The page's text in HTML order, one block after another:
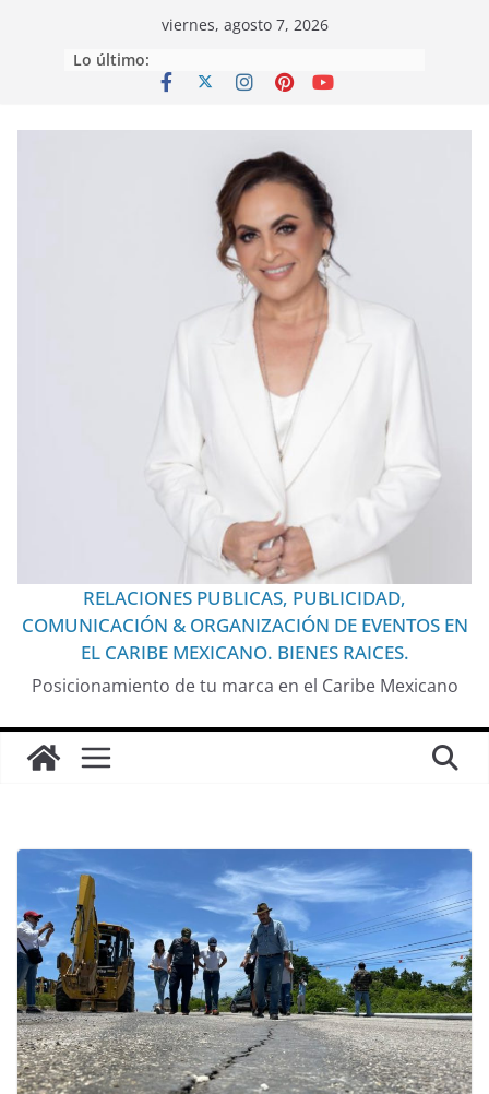
viernes, agosto 7, 2026
Lo último:
RELACIONES PUBLICAS, PUBLICIDAD,
COMUNICACIÓN & ORGANIZACIÓN DE EVENTOS EN
EL CARIBE MEXICANO. BIENES RAICES.
Posicionamiento de tu marca en el Caribe Mexicano